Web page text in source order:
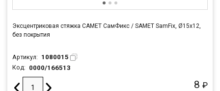
Эксцентриковая стяжка САМЕТ СамФикс / SAMET SamFix, Ø15х12,
без покрытия
Артикул: 1080015
Код: 0000/166513
8 ₽